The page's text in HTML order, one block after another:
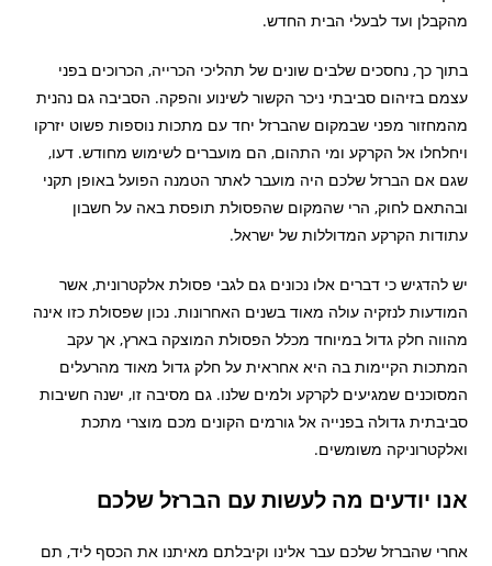
מהקבלן ועד לבעלי הבית החדש.
בתוך כך, נחסכים שלבים שונים של תהליכי הכרייה, הכרוכים בפני
עצמם בזיהום סביבתי ניכר הקשור לשינוע והפקה. הסביבה גם נהנית
מהמחזור מפני שבמקום שהברזל יחד עם מתכות נוספות פשוט יזרקו
ויחלחלו אל הקרקע ומי התהום, הם מועברים לשימוש מחודש. דעו,
שגם אם הברזל שלכם היה מועבר לאתר הטמנה הפועל באופן תקני
ובהתאם לחוק, הרי שהמקום שהפסולת תופסת באה על חשבון
עתודות הקרקע המדוללות של ישראל.
יש להדגיש כי דברים אלו נכונים גם לגבי פסולת אלקטרונית, אשר
המודעות לנזקיה עולה מאוד בשנים האחרונות. נכון שפסולת כזו אינה
מהווה חלק גדול במיוחד מכלל הפסולת המוצקה בארץ, אך עקב
המתכות הקיימות בה היא אחראית על חלק גדול מאוד מהרעלים
המסוכנים שמגיעים לקרקע ולמים שלנו. גם מסיבה זו, ישנה חשיבות
סביבתית גדולה בפנייה אל גורמים הקונים מכם מוצרי מתכת
ואלקטרוניקה משומשים.
אנו יודעים מה לעשות עם הברזל שלכם
אחרי שהברזל שלכם עבר אלינו וקיבלתם מאיתנו את הכסף ליד, תם